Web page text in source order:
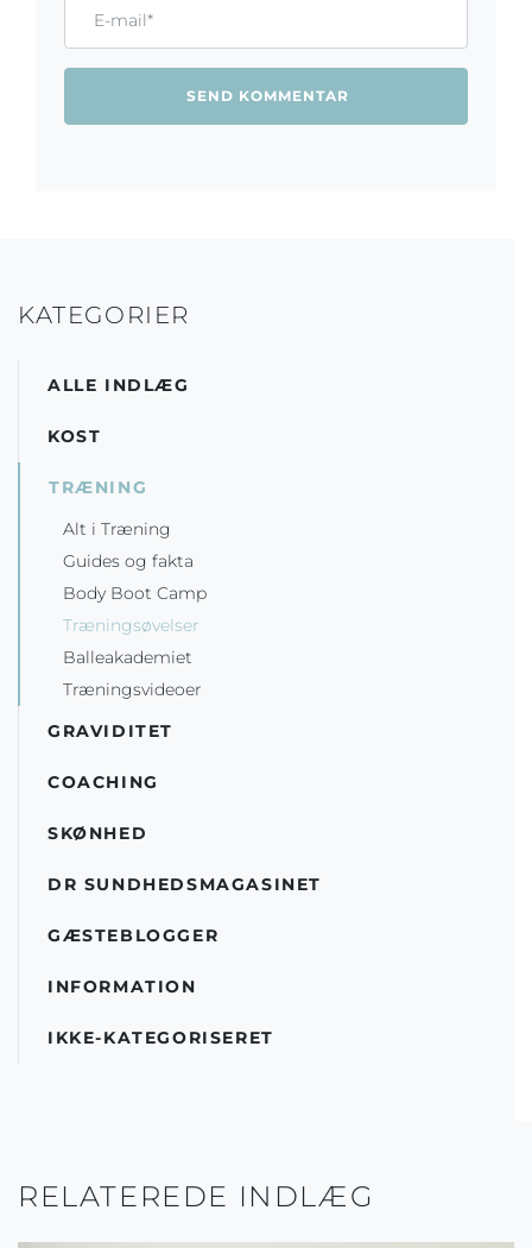
KATEGORIER
ALLE INDLÆG
KOST
TRÆNING
Alt i Træning
Guides og fakta
Body Boot Camp
Træningsøvelser
Balleakademiet
Træningsvideoer
GRAVIDITET
COACHING
SKØNHED
DR SUNDHEDSMAGASINET
GÆSTEBLOGGER
INFORMATION
IKKE-KATEGORISERET
RELATEREDE INDLÆG